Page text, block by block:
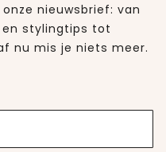
nieuwsbrief: van
stylingtips tot
nu mis je niets meer.